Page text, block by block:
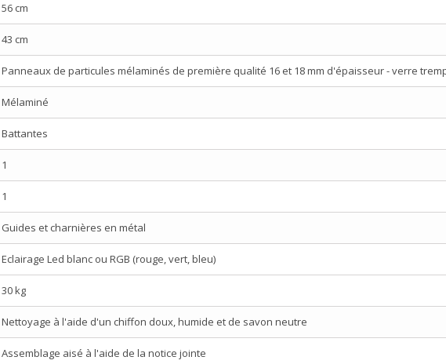
56 cm
43 cm
Panneaux de particules mélaminés de première qualité 16 et 18 mm d'épaisseur - verre
Mélaminé
Battantes
1
1
Guides et charnières en métal
Eclairage Led blanc ou RGB (rouge, vert, bleu)
30 kg
Nettoyage à l'aide d'un chiffon doux, humide et de savon neutre
Assemblage aisé à l'aide de la notice jointe